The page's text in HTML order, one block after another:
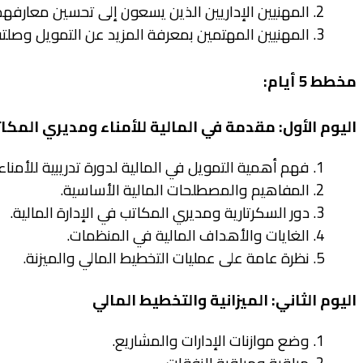
2. المهنيين الإداريين الذين يسعون إلى تحسين معارفهم ومهاراتهم المالية.
3. المهنيين المهتمين بمعرفة المزيد عن التمويل وصلته بأدوارهم.
مخطط 5 أيام:
اليوم الأول: مقدمة في المالية للأمناء ومديري
1. فهم أهمية التمويل في المالية لدورة تدريبية للأمناء ومديري المكاتب.
2. المفاهيم والمصطلحات المالية الأساسية.
3. دور السكرتارية ومديري المكاتب في الإدارة المالية.
4. الغايات والأهداف المالية في المنظمات.
5. نظرة عامة على عمليات التخطيط المالي والميزنة.
اليوم الثاني: الميزانية والتخطيط المالي
1. وضع موازنات الإدارات والمشاريع.